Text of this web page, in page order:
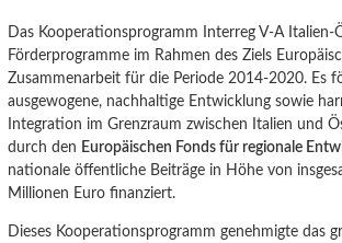
Das Kooperationsprogramm Interreg V-A Italien-
Förderprogramme im Rahmen des Ziels
Zusammenarbeit für die Periode 2014-2020. Es
ausgewogene, nachhaltige Entwicklung sowie
Integration im Grenzraum zwischen Italien und
durch den Europäischen Fonds für regionale
nationale öffentliche Beiträge in Höhe von
Millionen Euro finanziert.
Dieses Kooperationsprogramm genehmigte das